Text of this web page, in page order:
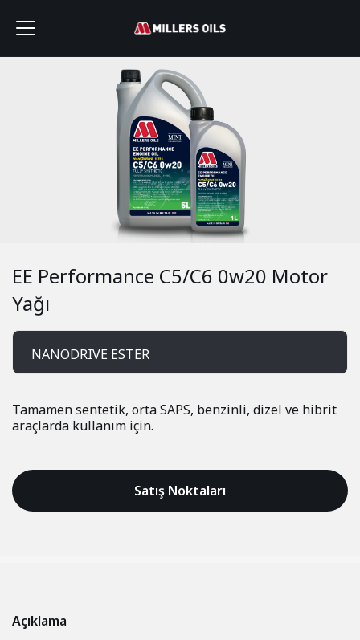
EE Performance C5/C6 0w20 Motor
Yağı
NANODRIVE ESTER
Tamamen sentetik, orta SAPS, benzinli, dizel ve hibrit
araçlarda kullanım için.
Satış Noktaları
Açıklama